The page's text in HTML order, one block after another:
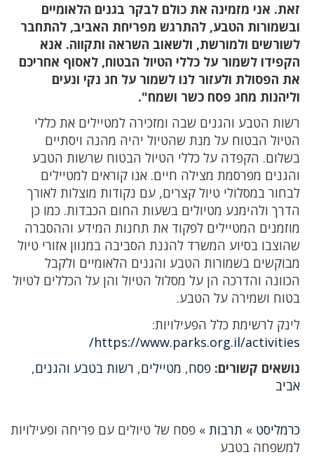
זאת. אני מזמינה את כולם לבקר בגנים הלאומיים
ובשמורות הטבע, להתרגש מפריחת האביב, להתחבר
לשורשים ולמורשת, ולשאוב השראה ותקווה. אנא
הקפידו לשמור על כללי הטיול הבטוח, לאסוף אחריכם
את הפסולת ולעזור לנו לשמור על חג נקי ונעים
וליהנות מחג פסח כשר ושמח".
רשות הטבע והגנים שבה ומזכירה למטיילים את כללי
הטיול הבטוח על מנת שהטיול יהיה מהנה ויסתיים
בשלום. הקפדה על כללי הטיול הבטוח שרשות הטבע
והגנים מפרסמת מצילה חיים. אנו קוראים למטיילים
לבחור במסלולי טיול קצרים, עם נקודות מוצלות לאורך
הדרך ולהימנע מטיולים בשעות החום הכבדות. כמו כן
מוזמנים המטיילים לפקוד את תחנות המידע וההסברה
שהוצבו בסיוע המשרד להגנת הסביבה במגוון אזורי טיול
מבוקשים בשמורות הטבע והגנים הלאומיים ולקבל
הכוונה והדרכה הן על מסלול הטיול והן על הכללים לטיול
בטוח ושמירה על הטבע.
לינק לרשימת כלל הפעילויות:
https://www.parks.org.il/activities/
נושאים קשורים: פסח, מטיילים, רשות בטבע והגנים,
אביב
כרמליסט » תרבות » פסח של טיולים עם פריחה ופעילויות
למשפחה בטבע